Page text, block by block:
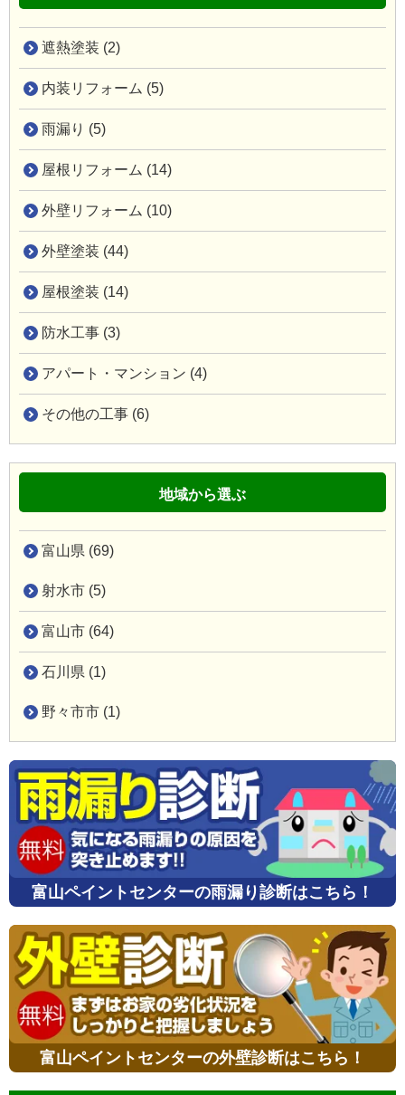
遮熱塗装 (2)
内装リフォーム (5)
雨漏り (5)
屋根リフォーム (14)
外壁リフォーム (10)
外壁塗装 (44)
屋根塗装 (14)
防水工事 (3)
アパート・マンション (4)
その他の工事 (6)
地域から選ぶ
富山県 (69)
射水市 (5)
富山市 (64)
石川県 (1)
野々市市 (1)
富山ペイントセンターの雨漏り診断はこちら！
富山ペイントセンターの外壁診断はこちら！